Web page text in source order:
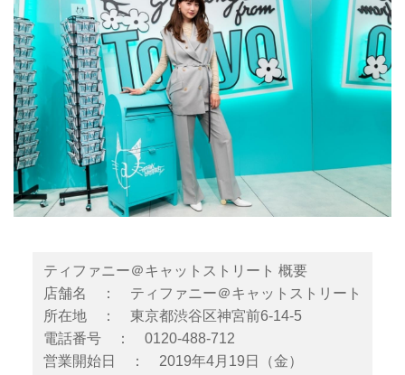
ティファニー＠キャットストリート 概要
店舗名 ： ティファニー＠キャットストリート
所在地 ： 東京都渋谷区神宮前6-14-5
電話番号 ： 0120-488-712
営業開始日 ： 2019年4月19日（金）